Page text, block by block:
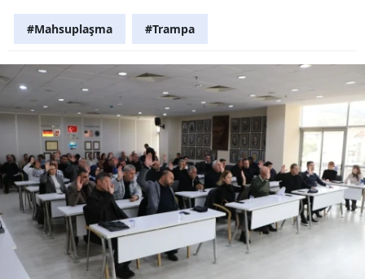
#Mahsuplaşma #Trampa